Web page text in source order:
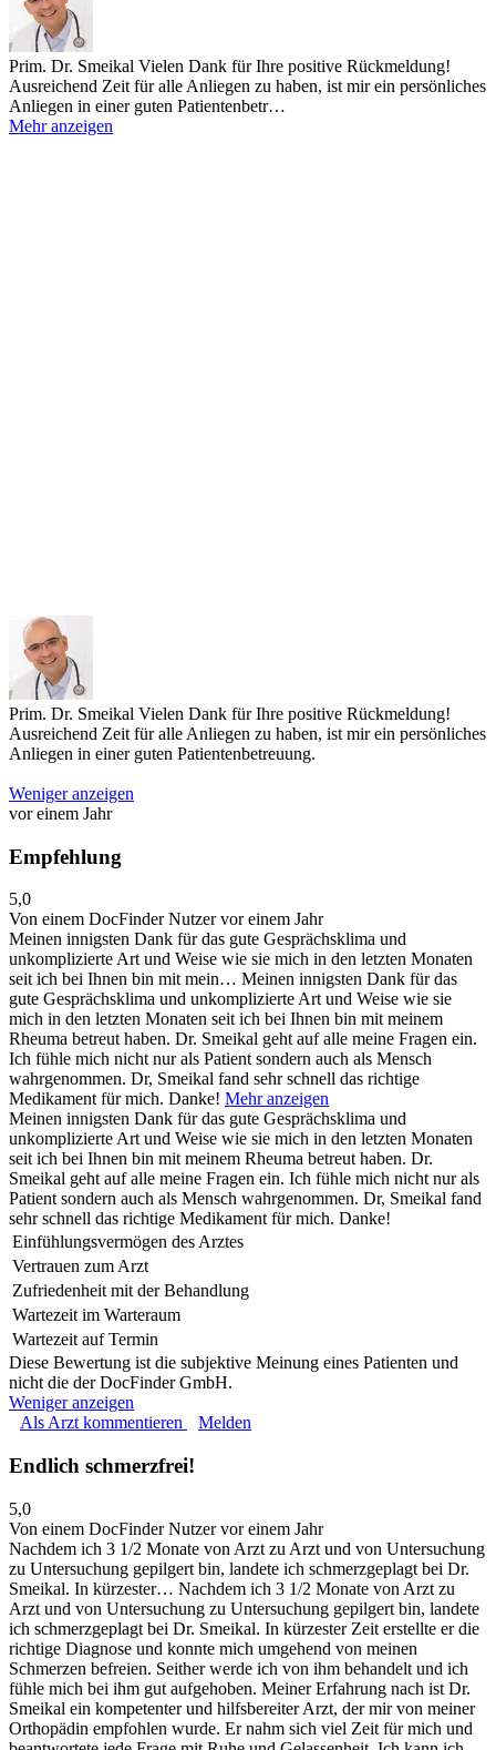
Prim. Dr. Smeikal Vielen Dank für Ihre positive Rückmeldung!
Ausreichend Zeit für alle Anliegen zu haben, ist mir ein persönliches
Anliegen in einer guten Patientenbetr…
Mehr anzeigen
Prim. Dr. Smeikal Vielen Dank für Ihre positive Rückmeldung!
Ausreichend Zeit für alle Anliegen zu haben, ist mir ein persönliches
Anliegen in einer guten Patientenbetreuung.
Weniger anzeigen
vor einem Jahr
Empfehlung
5,0
Von einem DocFinder Nutzervor einem Jahr
Meinen innigsten Dank für das gute Gesprächsklima und
unkomplizierte Art und Weise wie sie mich in den letzten Monaten
seit ich bei Ihnen bin mit mein… Meinen innigsten Dank für das
gute Gesprächsklima und unkomplizierte Art und Weise wie sie
mich in den letzten Monaten seit ich bei Ihnen bin mit meinem
Rheuma betreut haben. Dr. Smeikal geht auf alle meine Fragen ein.
Ich fühle mich nicht nur als Patient sondern auch als Mensch
wahrgenommen. Dr, Smeikal fand sehr schnell das richtige
Medikament für mich. Danke! Mehr anzeigen
Meinen innigsten Dank für das gute Gesprächsklima und
unkomplizierte Art und Weise wie sie mich in den letzten Monaten
seit ich bei Ihnen bin mit meinem Rheuma betreut haben. Dr.
Smeikal geht auf alle meine Fragen ein. Ich fühle mich nicht nur als
Patient sondern auch als Mensch wahrgenommen. Dr, Smeikal fand
sehr schnell das richtige Medikament für mich. Danke!
Einfühlungsvermögen des Arztes
Vertrauen zum Arzt
Zufriedenheit mit der Behandlung
Wartezeit im Warteraum
Wartezeit auf Termin
Diese Bewertung ist die subjektive Meinung eines Patienten und
nicht die der DocFinder GmbH.
Weniger anzeigen
Als Arzt kommentieren
Melden
Endlich schmerzfrei!
5,0
Von einem DocFinder Nutzervor einem Jahr
Nachdem ich 3 1/2 Monate von Arzt zu Arzt und von Untersuchung
zu Untersuchung gepilgert bin, landete ich schmerzgeplagt bei Dr.
Smeikal. In kürzester… Nachdem ich 3 1/2 Monate von Arzt zu
Arzt und von Untersuchung zu Untersuchung gepilgert bin, landete
ich schmerzgeplagt bei Dr. Smeikal. In kürzester Zeit erstellte er die
richtige Diagnose und konnte mich umgehend von meinen
Schmerzen befreien. Seither werde ich von ihm behandelt und ich
fühle mich bei ihm gut aufgehoben. Meiner Erfahrung nach ist Dr.
Smeikal ein kompetenter und hilfsbereiter Arzt, der mir von meiner
Orthopädin empfohlen wurde. Er nahm sich viel Zeit für mich und